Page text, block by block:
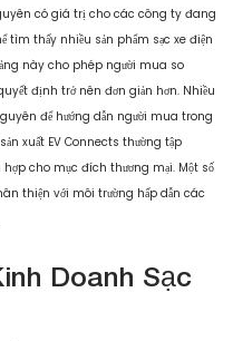
có giá trị cho các công ty đang
thấy nhiều sản phẩm sạc xe điện
này cho phép người mua so
định trở nên đơn giản hơn. Nhiều
để hướng dẫn người mua trong
xuất EV Connects thường tập
cho mục đích thương mại. Một số
thiện với môi trường hấp dẫn các
Doanh Sạc